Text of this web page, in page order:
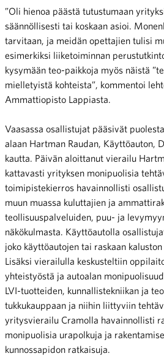
”Oli hienoa päästä tutustumaan
säännöllisesti tai koskaan asioi.
tarvitaan, ja meidän opettajien tulisi
esimerkiksi liiketoiminnan
kysymään teo-paikkoja myös näistä
mielletyistä kohteista”, kommentoi
Ammattiopisto Lappiasta.
Vaasassa osallistujat pääsivät
alaan Hartman Raudan, Käyttöauton,
kautta. Päivän aloittanut vierailu
kattavasti yrityksen monipuolisia
toimipistekierros havainnollisti
muun muassa kuluttajien ja
teollisuuspalveluiden, puu- ja
näkökulmasta. Käyttöautolla
joko käyttöautojen tai raskaan
Lisäksi vierailulla keskusteltiin
yhteistyöstä ja autoalan
LVI-tuotteiden, kunnallistekniikan ja
tukkukauppaan ja niihin liittyviin
yritysvierailu Cramolla havainnollisti
monipuolisia urapolkuja ja
kunnossapidon ratkaisuja.